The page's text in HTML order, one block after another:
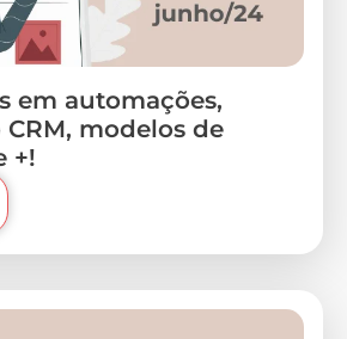
em automações,
modelos de
+!